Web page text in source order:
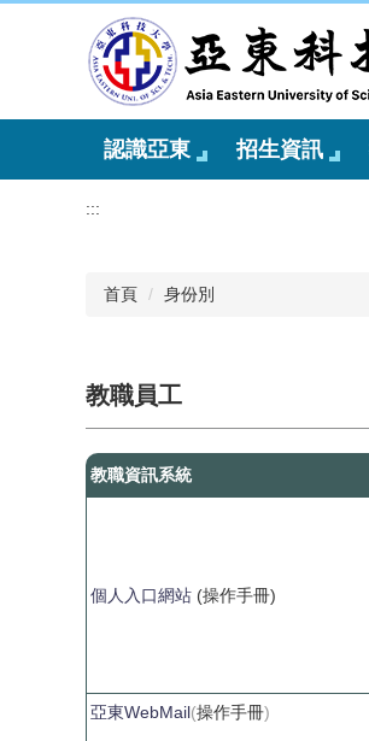
內
認識亞東 招生資訊
:::
首頁 身份別
教職員工
教職資訊系統
個人入口網站 (操作手冊)
亞東WebMail(操作手冊)